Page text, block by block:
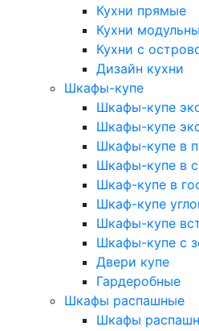
Кухни прямые
Кухни
Кухни с
Дизайн кухни
Шкафы-купе
Шкафы-купе
Шкафы-купе
Шкафы-купе в
Шкафы-купе в
Шкаф-купе в
Шкаф-купе
Шкафы-купе
Шкафы-купе с
Двери купе
Гардеробные
Шкафы распашные
Шкафы